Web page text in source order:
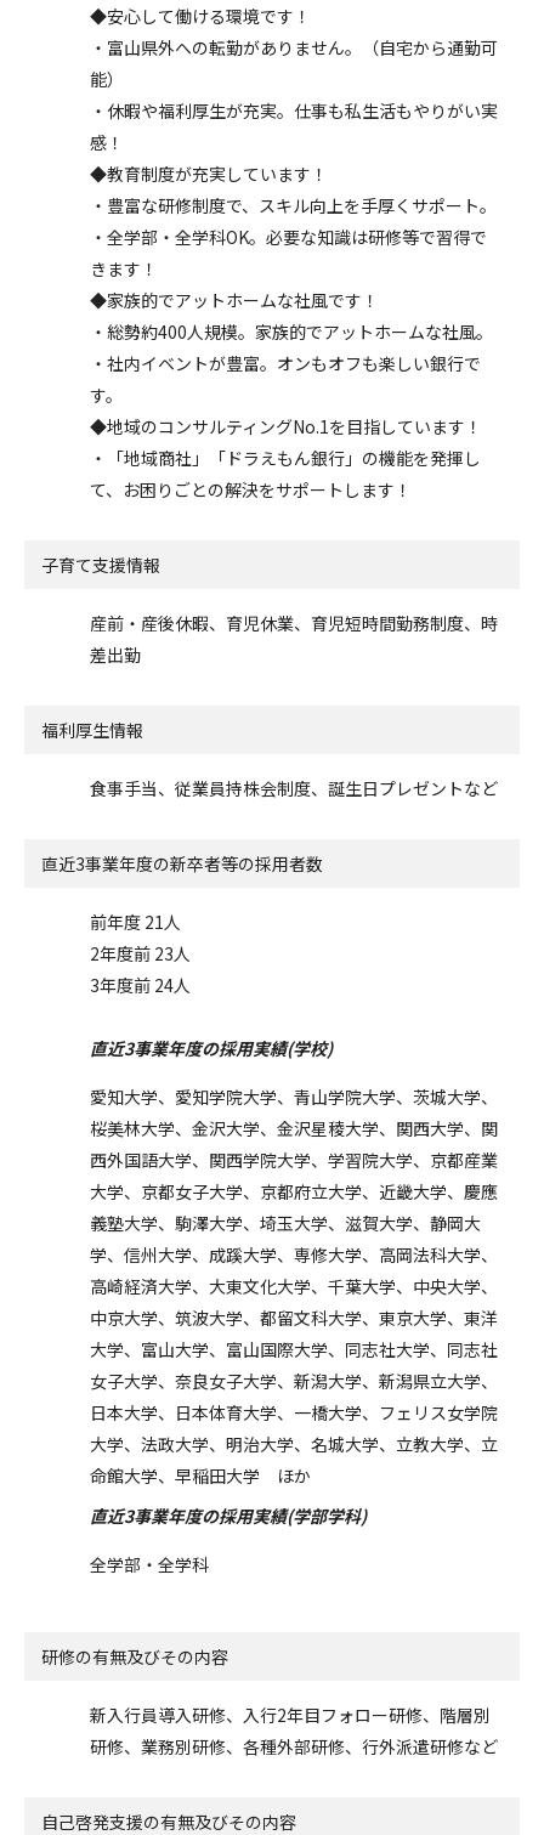
◆安心して働ける環境です！
・富山県外への転勤がありません。（自宅から通勤可
能）
・休暇や福利厚生が充実。仕事も私生活もやりがい実
感！
◆教育制度が充実しています！
・豊富な研修制度で、スキル向上を手厚くサポート。
・全学部・全学科OK。必要な知識は研修等で習得で
きます！
◆家族的でアットホームな社風です！
・総勢約400人規模。家族的でアットホームな社風。
・社内イベントが豊富。オンもオフも楽しい銀行で
す。
◆地域のコンサルティングNo.1を目指しています！
・「地域商社」「ドラえもん銀行」の機能を発揮し
て、お困りごとの解決をサポートします！
子育て支援情報
産前・産後休暇、育児休業、育児短時間勤務制度、時
差出勤
福利厚生情報
食事手当、従業員持株会制度、誕生日プレゼントなど
直近3事業年度の新卒者等の採用者数
前年度 21人
2年度前 23人
3年度前 24人
直近3事業年度の採用実績(学校)
愛知大学、愛知学院大学、青山学院大学、茨城大学、
桜美林大学、金沢大学、金沢星稜大学、関西大学、関
西外国語大学、関西学院大学、学習院大学、京都産業
大学、京都女子大学、京都府立大学、近畿大学、慶應
義塾大学、駒澤大学、埼玉大学、滋賀大学、静岡大
学、信州大学、成蹊大学、専修大学、高岡法科大学、
高崎経済大学、大東文化大学、千葉大学、中央大学、
中京大学、筑波大学、都留文科大学、東京大学、東洋
大学、富山大学、富山国際大学、同志社大学、同志社
女子大学、奈良女子大学、新潟大学、新潟県立大学、
日本大学、日本体育大学、一橋大学、フェリス女学院
大学、法政大学、明治大学、名城大学、立教大学、立
命館大学、早稲田大学 ほか
直近3事業年度の採用実績(学部学科)
全学部・全学科
研修の有無及びその内容
新入行員導入研修、入行2年目フォロー研修、階層別
研修、業務別研修、各種外部研修、行外派遣研修など
自己啓発支援の有無及びその内容